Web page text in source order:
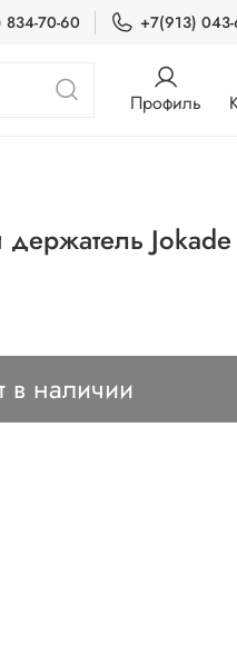
834-70-60 +7(913)
Профиль
Jokade
в наличии